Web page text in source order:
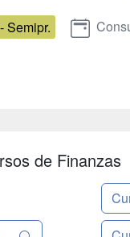
Semipr.
de Finanzas